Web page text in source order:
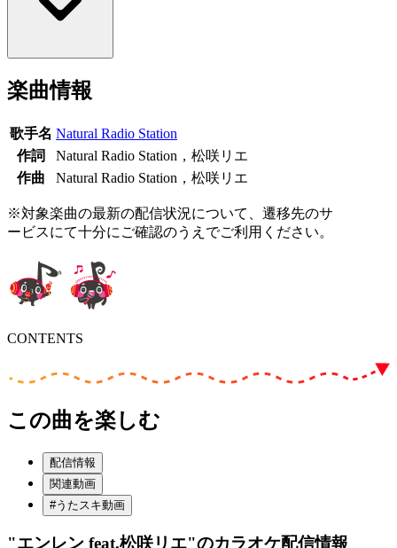
楽曲情報
歌手名 Natural Radio Station
作詞
Natural Radio Station，松咲リエ
作曲
Natural Radio Station，松咲リエ
※対象楽曲の最新の配信状況について、遷移先のサ
ービスにて十分にご確認のうえでご利用ください。
CONTENTS
この曲を楽しむ
配信情報
関連動画
#うたスキ動画
"エンレン feat.松咲リエ"のカラオケ配信情報